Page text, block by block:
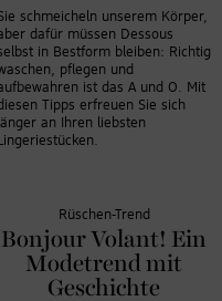
schmeicheln unserem Körper,
dafür müssen Dessous
in Bestform bleiben: Richtig
pflegen und
ist das A und O. Mit
Tipps erfreuen Sie sich
länger an Ihren liebsten
Lingeriestücken.
Rüschen-Trend
Bonjour Volant! Ein
Modetrend mit
Geschichte